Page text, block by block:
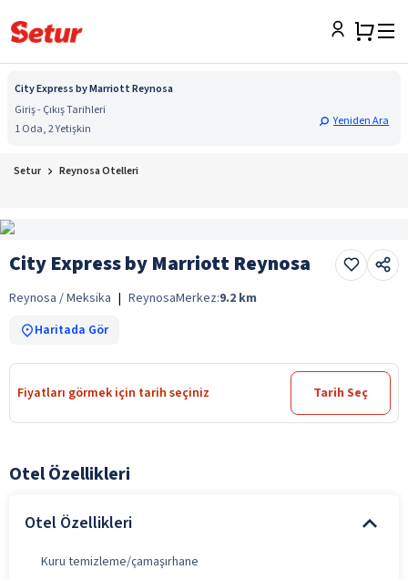
City Express by Marriott Reynosa
Giriş - Çıkış Tarihleri
1 Oda, 2 Yetişkin
Yeniden Ara
Setur Reynosa Otelleri
City Express by Marriott Reynosa
Reynosa / Meksika | ReynosaMerkez:9.2 km
Haritada Gör
Fiyatları görmek için tarih seçiniz Tarih Seç
Otel Özellikleri
Otel Özellikleri
Kuru temizleme/çamaşırhane